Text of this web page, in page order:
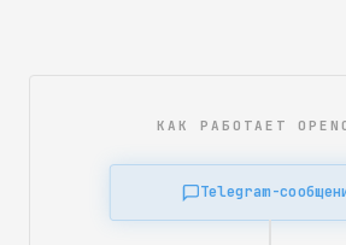
КАК РАБОТАЕТ
Telegram-